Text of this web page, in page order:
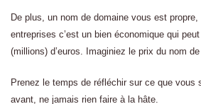
De plus, un nom de domaine vous est
entreprises c’est un bien économique qui
(millions) d’euros. Imaginiez le prix du nom
Prenez le temps de réfléchir sur ce que vous
avant, ne jamais rien faire à la hâte.